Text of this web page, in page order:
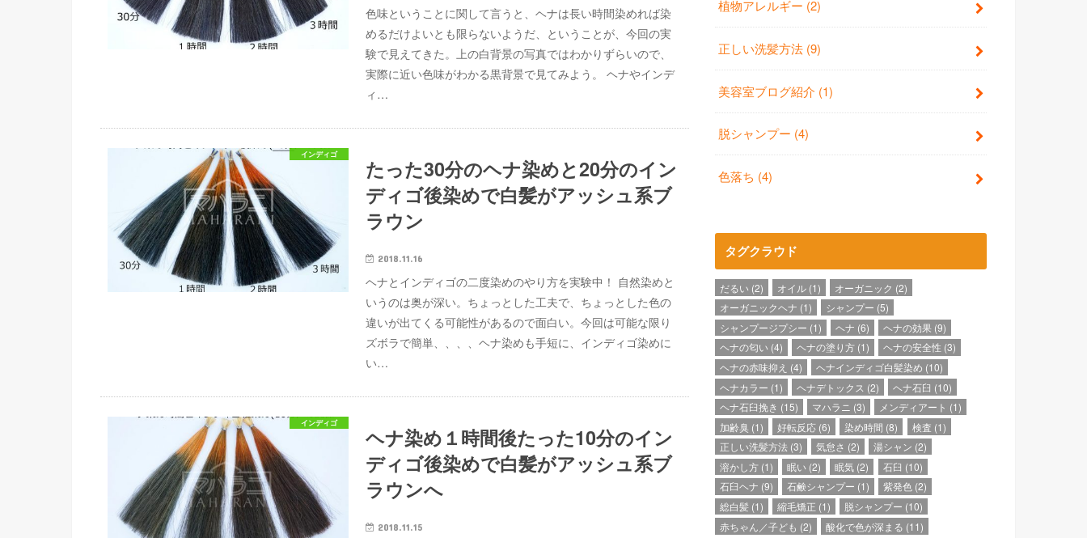
色味ということに関して言うと、ヘナは長い時間染めれば染
めるだけよいとも限らないようだ、ということが、今回の実
験で見えてきた。上の白背景の写真ではわかりずらいので、
実際に近い色味がわかる黒背景で見てみよう。 ヘナやインデ
ィ…
インディゴ
たった30分のヘナ染めと20分のイン
ディゴ後染めで白髪がアッシュ系ブ
ラウン
2018.11.16
ヘナとインディゴの二度染めのやり方を実験中！ 自然染めと
いうのは奥が深い。ちょっとした工夫で、ちょっとした色の
違いが出てくる可能性があるので面白い。今回は可能な限り
ズボラで簡単、、、、ヘナ染めも手短に、インディゴ染めに
い…
インディゴ
ヘナ染め１時間後たった10分のイン
ディゴ後染めで白髪がアッシュ系ブ
ラウンへ
2018.11.15
植物アレルギー (2)
正しい洗髪方法 (9)
美容室ブログ紹介 (1)
脱シャンプー (4)
色落ち (4)
タグクラウド
だるい (2) オイル (1) オーガニック (2)
オーガニックヘナ (1) シャンプー (5)
シャンプージプシー (1) ヘナ (6) ヘナの効果 (9)
ヘナの匂い (4) ヘナの塗り方 (1) ヘナの安全性 (3)
ヘナの赤味抑え (4) ヘナインディゴ白髪染め (10)
ヘナカラー (1) ヘナデトックス (2) ヘナ石臼 (10)
ヘナ石臼挽き (15) マハラニ (3) メンディアート (1)
加齢臭 (1) 好転反応 (6) 染め時間 (8) 検査 (1)
正しい洗髪方法 (3) 気怠さ (2) 湯シャン (2)
溶かし方 (1) 眠い (2) 眠気 (2) 石臼 (10)
石臼ヘナ (9) 石鹸シャンプー (1) 紫発色 (2)
総白髪 (1) 縮毛矯正 (1) 脱シャンプー (10)
赤ちゃん／子ども (2) 酸化で色が深まる (11)